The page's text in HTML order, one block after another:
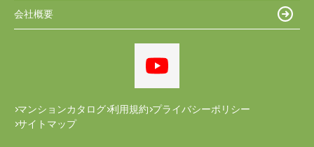
会社概要
マンションカタログ 利用規約 プライバシーポリシー
サイトマップ